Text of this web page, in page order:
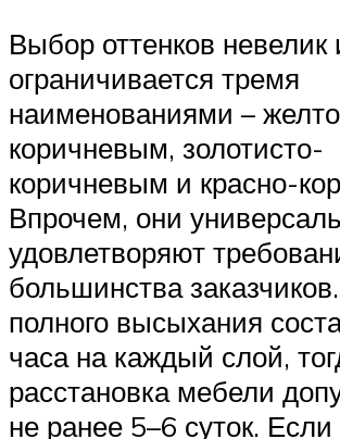
Выбор оттенков невелик
ограничивается тремя
наименованиями –
коричневым, золотисто-
коричневым и красно-
Впрочем, они
удовлетворяют
большинства
полного высыхания
часа на каждый слой,
расстановка мебели
не ранее 5–6 суток.